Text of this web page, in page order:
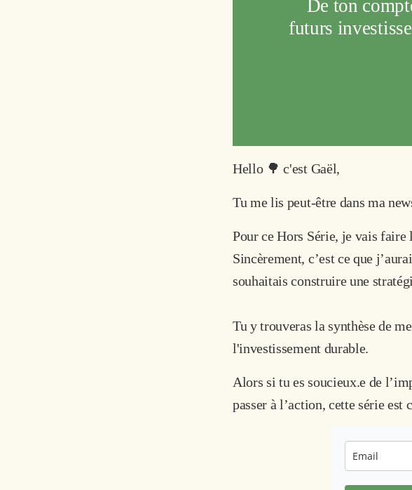
De ton
futurs
Hello 🌳 c'est Gaël,
Tu me lis peut-être dans ma
Pour ce Hors Série, je vais faire
Sincèrement, c’est ce que
souhaitais construire une
Tu y trouveras la synthèse de
l'investissement durable.
Alors si tu es soucieux.e de
passer à l’action, cette série